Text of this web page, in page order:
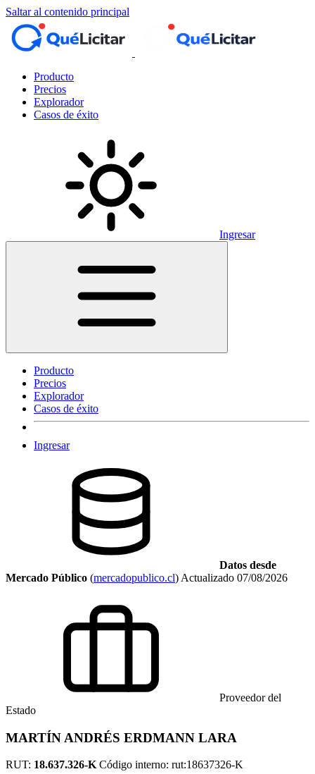
Saltar al contenido principal
Producto
Precios
Explorador
Casos de éxito
Ingresar
Producto
Precios
Explorador
Casos de éxito
Ingresar
Datos desde
Mercado Público (mercadopublico.cl) Actualizado 07/08/2026
Proveedor del
Estado
MARTÍN ANDRÉS ERDMANN LARA
RUT: 18.637.326-K Código interno: rut:18637326-K